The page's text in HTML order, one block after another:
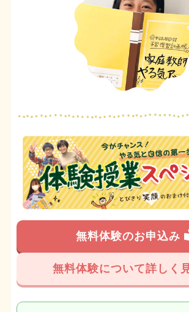
無料体験のお申込み
無料体験について詳しく